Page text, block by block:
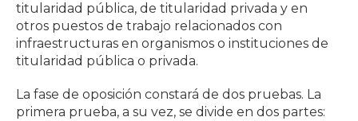
titularidad pública, de titularidad privada y en
otros puestos de trabajo relacionados con
infraestructuras en organismos o instituciones de
titularidad pública o privada.
La fase de oposición constará de dos pruebas. La
primera prueba, a su vez, se divide en dos partes: